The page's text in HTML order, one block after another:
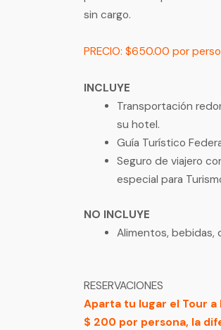
sin cargo.
PRECIO: $650.00 por
INCLUYE
Transportación
su hotel.
Guía Turístico
Seguro de viajero
especial para
NO INCLUYE
Alimentos, bebidas,
RESERVACIONES
Aparta tu lugar el Tour a
$ 200 por persona, la